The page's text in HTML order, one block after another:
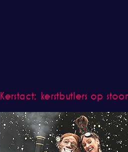
Kerstact; kerstbutlers op